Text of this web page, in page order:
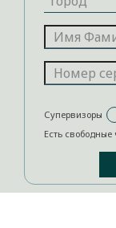
Супервизоры
Есть свободные